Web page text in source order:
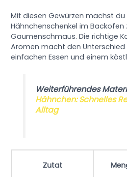
Mit diesen Gewürzen machst du
Hähnchenschenkel im
Gaumenschmaus. Die richtige
Aromen macht den Unterschied
einfachen Essen und einem
Weiterführendes
Hähnchen: Schnelles
Alltag
Zutat